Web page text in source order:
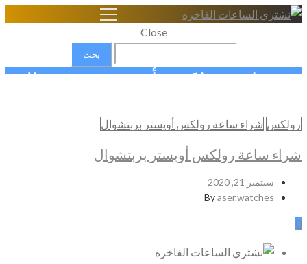
Close
عن:
بيع ساعة رولكس أويستر بربتشوال
Home
شراء الساعات السويسرية الاصلية
بيع ساعة رولكس أويستر بربتشوال
رولكس شراء ساعة رولكس أويستر بربتشوال
شراء ساعة رولكس أويستر بربتشوال
سبتمبر 21, 2020
Byaser.watches
0